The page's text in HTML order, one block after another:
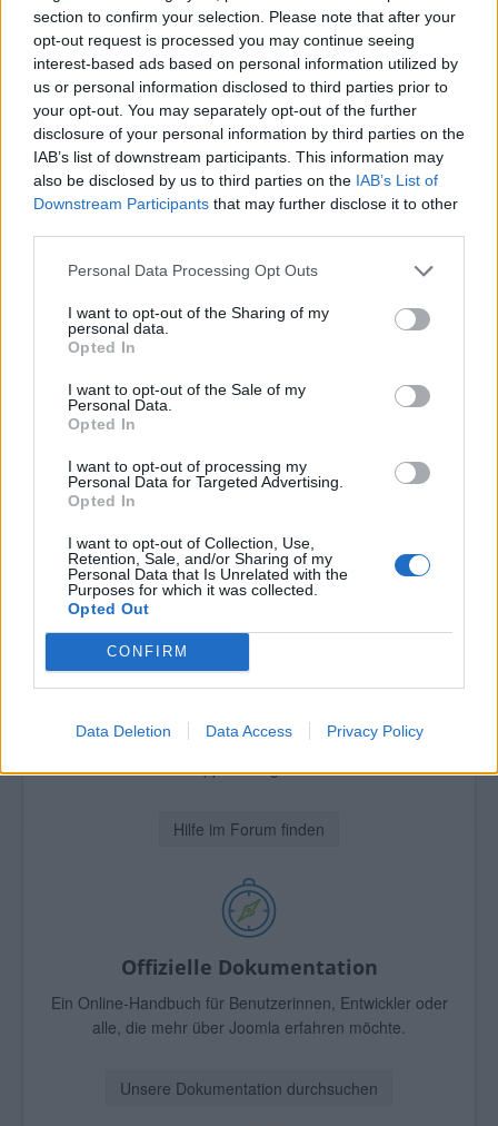
section to confirm your selection. Please note that after your
opt-out request is processed you may continue seeing
interest-based ads based on personal information utilized by
us or personal information disclosed to third parties prior to
your opt-out. You may separately opt-out of the further
disclosure of your personal information by third parties on the
IAB’s list of downstream participants. This information may
also be disclosed by us to third parties on the IAB’s List of
Downstream Participants that may further disclose it to other
Personal Data Processing Opt Outs
I want to opt-out of the Sharing of my
personal data.
Opted In
I want to opt-out of the Sale of my
Personal Data.
Opted In
I want to opt-out of processing my
Personal Data for Targeted Advertising.
Opted In
I want to opt-out of Collection, Use,
Retention, Sale, and/or Sharing of my
Personal Data that Is Unrelated with the
Purposes for which it was collected.
Opted Out
CONFIRM
Data Deletion Data Access Privacy Policy
Der JED bietet tausend Möglichkeiten, Ihre Joomla!-
Website zu verbessern.
Joomla!-Erweiterungs-Verzeichnis
Joomla! 6 jetzt ausproieren!
Discover the latest features on 6.joomla.org
launch.joomla.org
Hilfe finden!
Brauchen Sie Hilfe?
Stellen Sie Ihre Support-Frage im Joomla!-Forum.
Hilfe im Forum finden
Offizielle Dokumentation
Ein Online-Handbuch für Benutzerinnen, Entwickler oder
alle, die mehr über Joomla erfahren möchte.
Unsere Dokumentation durchsuchen